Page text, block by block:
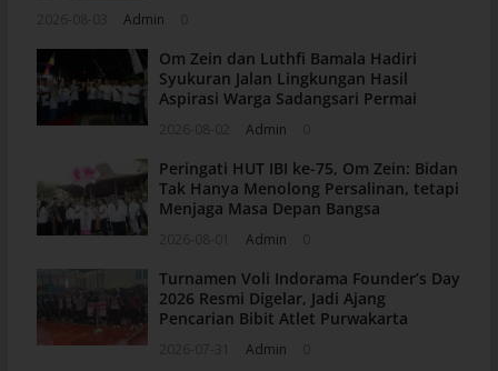
Admin
Om Zein dan Luthfi Bamala Hadiri
Syukuran Jalan Lingkungan Hasil
Aspirasi Warga Sadangsari Permai
Admin
Peringati HUT IBI ke-75, Om Zein: Bidan
Tak Hanya Menolong Persalinan, tetapi
Menjaga Masa Depan Bangsa
Admin
Turnamen Voli Indorama Founder’s Day
2026 Resmi Digelar, Jadi Ajang
Pencarian Bibit Atlet Purwakarta
Admin